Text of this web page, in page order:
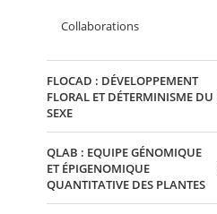
Collaborations
FLOCAD : DÉVELOPPEMENT
FLORAL ET DÉTERMINISME DU
SEXE
QLAB : EQUIPE GÉNOMIQUE
ET ÉPIGENOMIQUE
QUANTITATIVE DES PLANTES